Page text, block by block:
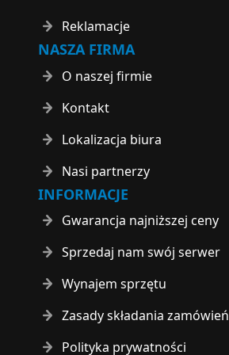
Reklamacje
NASZA FIRMA
O naszej firmie
Kontakt
Lokalizacja biura
Nasi partnerzy
INFORMACJE
Gwarancja najniższej ceny
Sprzedaj nam swój serwer
Wynajem sprzętu
Zasady składania zamówień
Polityka prywatności